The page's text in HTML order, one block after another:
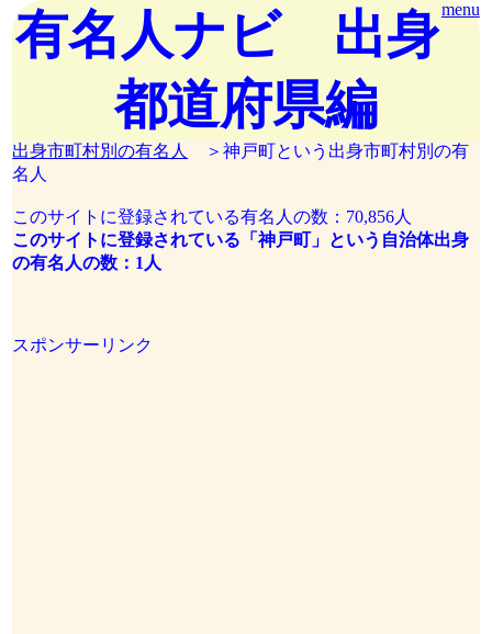
menu
有名人ナビ 出身
都道府県編
出身市町村別の有名人
＞神戸町という出身市町村別の有
名人
このサイトに登録されている有名人の数：70,856人
このサイトに登録されている「神戸町」という自治体出身
の有名人の数：1人
スポンサーリンク